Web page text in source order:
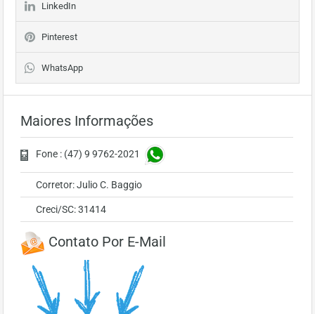
LinkedIn
Pinterest
WhatsApp
Maiores Informações
Fone : (47) 9 9762-2021
Corretor: Julio C. Baggio
Creci/SC: 31414
Contato Por E-Mail